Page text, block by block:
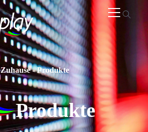
Zuhause-Produkte
Produkte